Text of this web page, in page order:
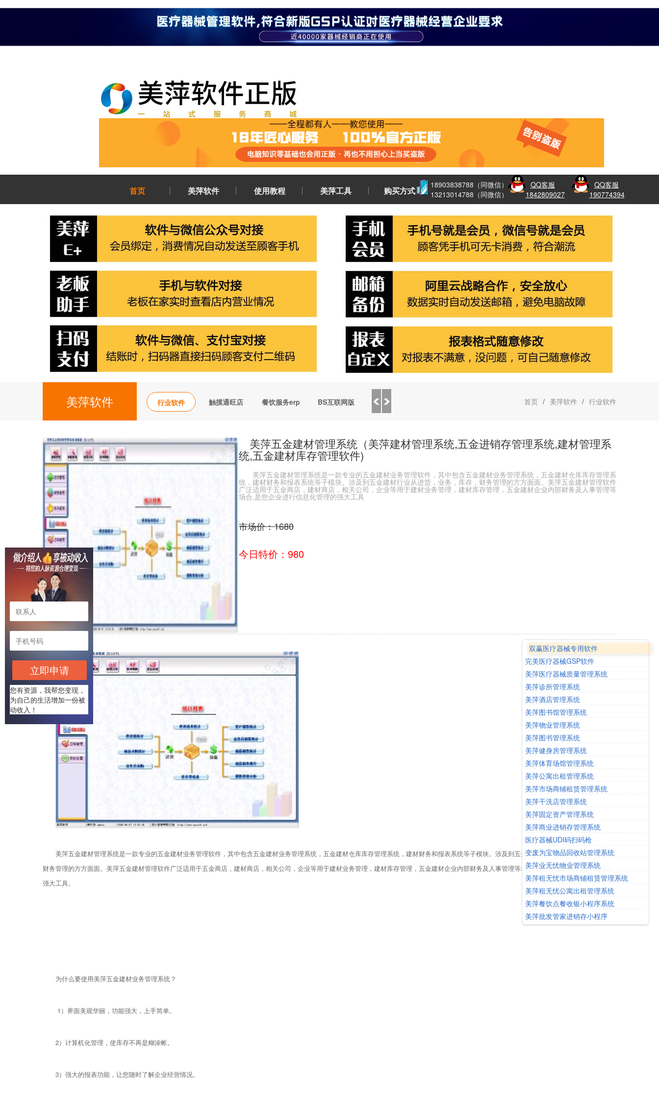
首页 美萍软件 使用教程 美萍工具 购买方式
18903838788（同微信）
13213014788（同微信）
QQ客服
190774394
QQ客服
1842809027
美萍软件 行业软件 触摸通旺店 餐饮服务erp BS互联网版 saas云会员 首页 / 美萍软件 / 行业软件
美萍五金建材管理系统（美萍建材管理系统,五金进销存管理系统,建材管理系
统,五金建材库存管理软件)
美萍五金建材管理系统是一款专业的五金建材业务管理软件，其中包含五金建材业务管理系统，五金建材仓库库存管理系
统，建材财务和报表系统等子模块。涉及到五金建材行业从进货，业务，库存，财务管理的方方面面。美萍五金建材管理软件
广泛适用于五金商店，建材商店，相关公司，企业等用于建材业务管理，建材库存管理，五金建材企业内部财务及人事管理等
场合,是您企业进行信息化管理的强大工具
市场价：1680
今日特价：980
美萍五金建材管理系统是一款专业的五金建材业务管理软件，其中包含五金建材业务管理系统，五金建材仓库库存管理系统，建材财务和报表系统等子模块。涉及到五金建材行业从进货，业务，库存，
财务管理的方方面面。美萍五金建材管理软件广泛适用于五金商店，建材商店，相关公司，企业等用于建材业务管理，建材库存管理，五金建材企业内部财务及人事管理等场合,是您企业进行信息化管理的
强大工具。
为什么要使用美萍五金建材业务管理系统？
1）界面美观华丽，功能强大，上手简单。
2）计算机化管理，使库存不再是糊涂帐。
3）强大的报表功能，让您随时了解企业经营情况。
立即申请
您有资源，我帮您变现，
为自己的生活增加一份被
动收入！
双赢医疗器械专用软件
完美医疗器械GSP软件
美萍医疗器械质量管理系统
美萍诊所管理系统
美萍酒店管理系统
美萍图书馆管理系统
美萍物业管理系统
美萍图书管理系统
美萍健身房管理系统
美萍体育场馆管理系统
美萍公寓出租管理系统
美萍市场商铺租赁管理系统
美萍干洗店管理系统
美萍固定资产管理系统
美萍商业进销存管理系统
医疗器械UDI码扫码枪
变废为宝物品回收站管理系统
美萍业无忧物业管理系统
美萍租无忧市场商铺租赁管理系统
美萍租无忧公寓出租管理系统
美萍餐饮点餐收银小程序系统
美萍批发管家进销存小程序